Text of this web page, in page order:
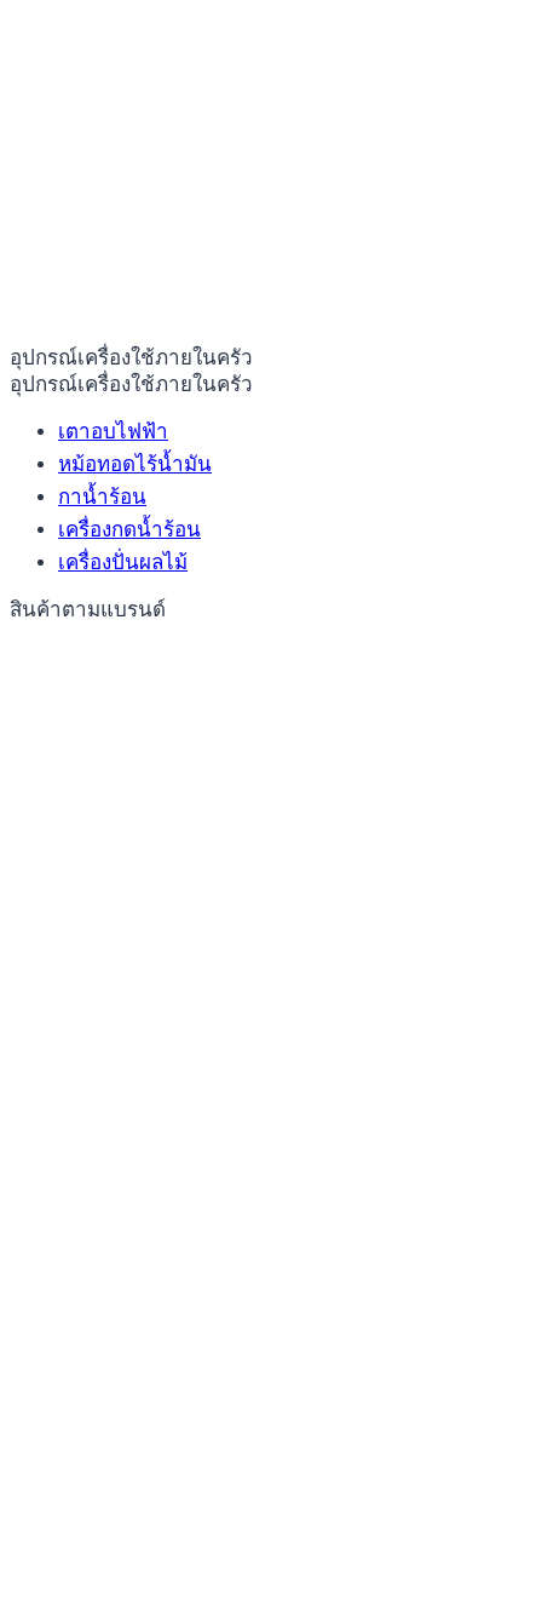
อุปกรณ์เครื่องใช้ภายในครัว
อุปกรณ์เครื่องใช้ภายในครัว
เตาอบไฟฟ้า
หม้อทอดไร้น้ำมัน
กาน้ำร้อน
เครื่องกดน้ำร้อน
เครื่องปั่นผลไม้
สินค้าตามแบรนด์